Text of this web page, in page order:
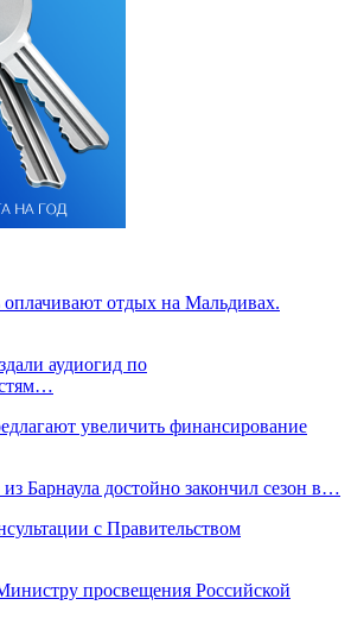
отдых на Мальдивах.
аудиогид по
увеличить финансирование
Барнаула достойно закончил сезон в…
с Правительством
просвещения Российской